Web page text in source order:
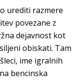
urediti razmere
povezane z
dejavnost kot
obiskati. Tam
ime igralnih
bencinska